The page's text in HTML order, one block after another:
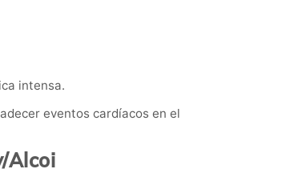
intensa.
eventos cardíacos en el
Alcoi